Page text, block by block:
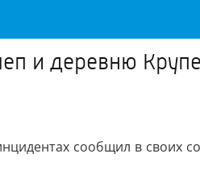
и деревню
сообщил в своих